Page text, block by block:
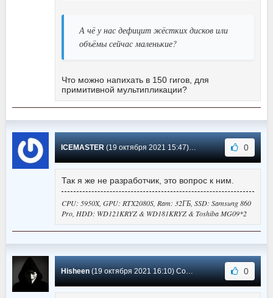
А чё у нас дефицит жёстких дисков или
объёмы сейчас маленькие?
Что можно напихать в 150 гигов, для
примитивной мультипликации?
ICEMASTER(19 октября 2021 15:47) Сообщение #2 0
Так я же не разработчик, это вопрос к ним.
CPU: 5950X, GPU: RTX2080S, Ram: 32ГБ, SSD: Samsung 860
Pro, HDD: WD121KRYZ & WD181KRYZ & Toshiba MG09*2
Hisheen(19 октября 2021 16:10) Сообщение #1 0